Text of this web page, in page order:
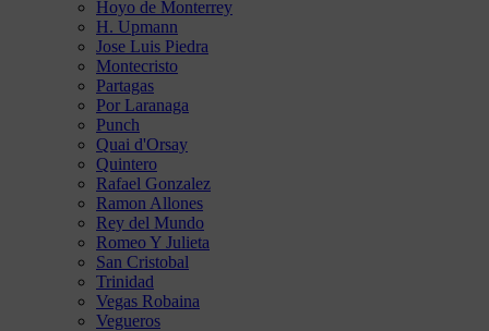
Hoyo de Monterrey
H. Upmann
Jose Luis Piedra
Montecristo
Partagas
Por Laranaga
Punch
Quai d'Orsay
Quintero
Rafael Gonzalez
Ramon Allones
Rey del Mundo
Romeo Y Julieta
San Cristobal
Trinidad
Vegas Robaina
Vegueros